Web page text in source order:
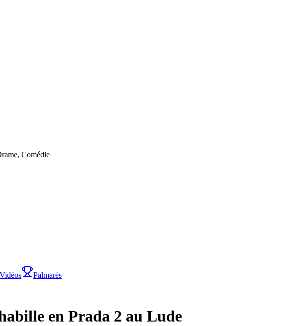
Comédie
Vidéos
Palmarès
en Prada 2 au Lude